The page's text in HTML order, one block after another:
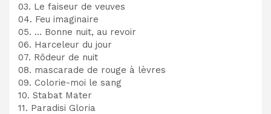
03. Le faiseur de veuves
04. Feu imaginaire
05. … Bonne nuit, au revoir
06. Harceleur du jour
07. Rôdeur de nuit
08. mascarade de rouge à lèvres
09. Colorie-moi le sang
10. Stabat Mater
11. Paradisi Gloria